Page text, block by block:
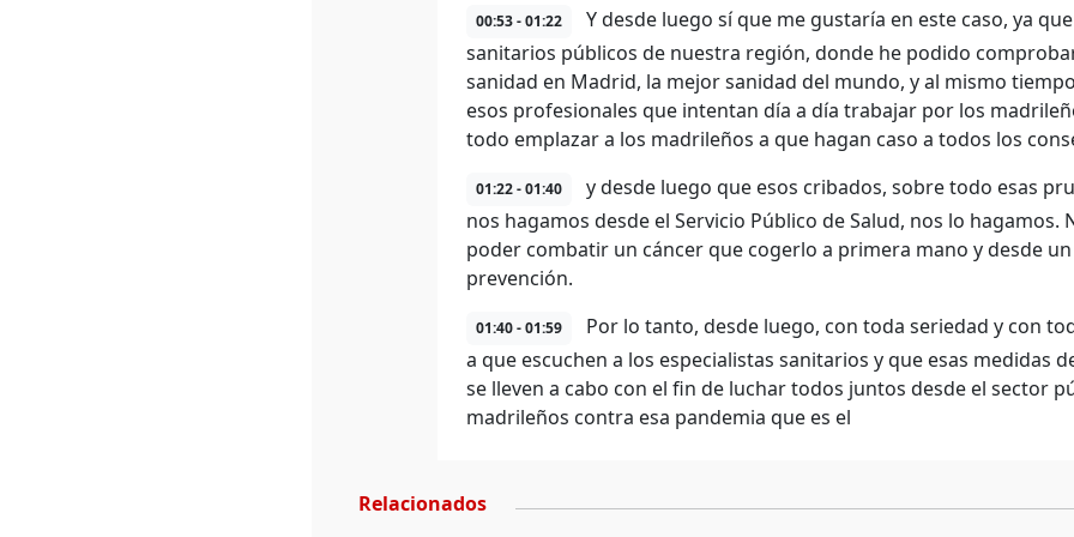
00:53 - 01:22
Y desde luego sí que me gustaría en este caso, ya
sanitarios públicos de nuestra región, donde he podido
sanidad en Madrid, la mejor sanidad del mundo, y al mismo
esos profesionales que intentan día a día trabajar por los
todo emplazar a los madrileños a que hagan caso a todos los
01:22 - 01:40
y desde luego que esos cribados, sobre todo esas
nos hagamos desde el Servicio Público de Salud, nos lo hagamos.
poder combatir un cáncer que cogerlo a primera mano y desde
prevención.
01:40 - 01:59
Por lo tanto, desde luego, con toda seriedad y con
a que escuchen a los especialistas sanitarios y que esas medidas
se lleven a cabo con el fin de luchar todos juntos desde el sector
madrileños contra esa pandemia que es el
Relacionados